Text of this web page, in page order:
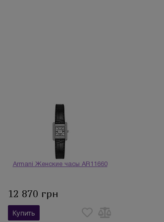
Armani Женские часы AR11660
12 870 грн
Купить